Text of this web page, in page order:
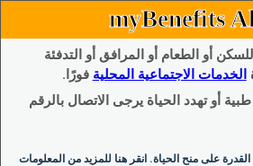
myBenefits
أو الطعام أو المرافق أو التدفئة
الخدمات الاجتماعية المحلية فورًا.
أو تهدد الحياة يرجى الاتصال بالرقم
القدرة على منح الحياة. انقر هنا للمزيد من المعلومات